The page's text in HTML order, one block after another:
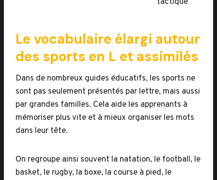
Le vocabulaire élargi autour
des sports en L et assimilés
Dans de nombreux guides éducatifs, les sports ne
sont pas seulement présentés par lettre, mais aussi
par grandes familles. Cela aide les apprenants à
mémoriser plus vite et à mieux organiser les mots
dans leur tête.
On regroupe ainsi souvent la natation, le football, le
basket, le rugby, la boxe, la course à pied, le